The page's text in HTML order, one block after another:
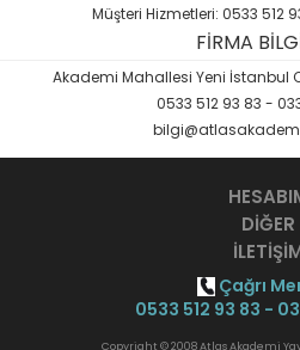
Müşteri Hizmetleri: 0533 512
FİRMA
Akademi Mahallesi Yeni İstanbul
0533 512 93 83 -
DİĞER
Çağrı
0533 512 93 83 -
Copyright © 2008 Atlas Akademi